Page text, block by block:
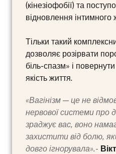
(кінезіофобії) та
відновлення інтимного
Тільки такий
дозволяє розірвати
біль-спазм» і
якість життя.
«Вагінізм — це не
нервової системи про
зраджує вас, воно
захистити від болю,
довго ігнорувала».-